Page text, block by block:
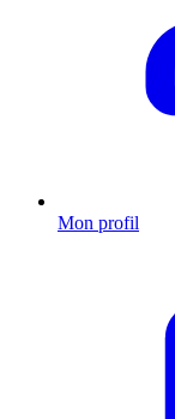
Mon profil